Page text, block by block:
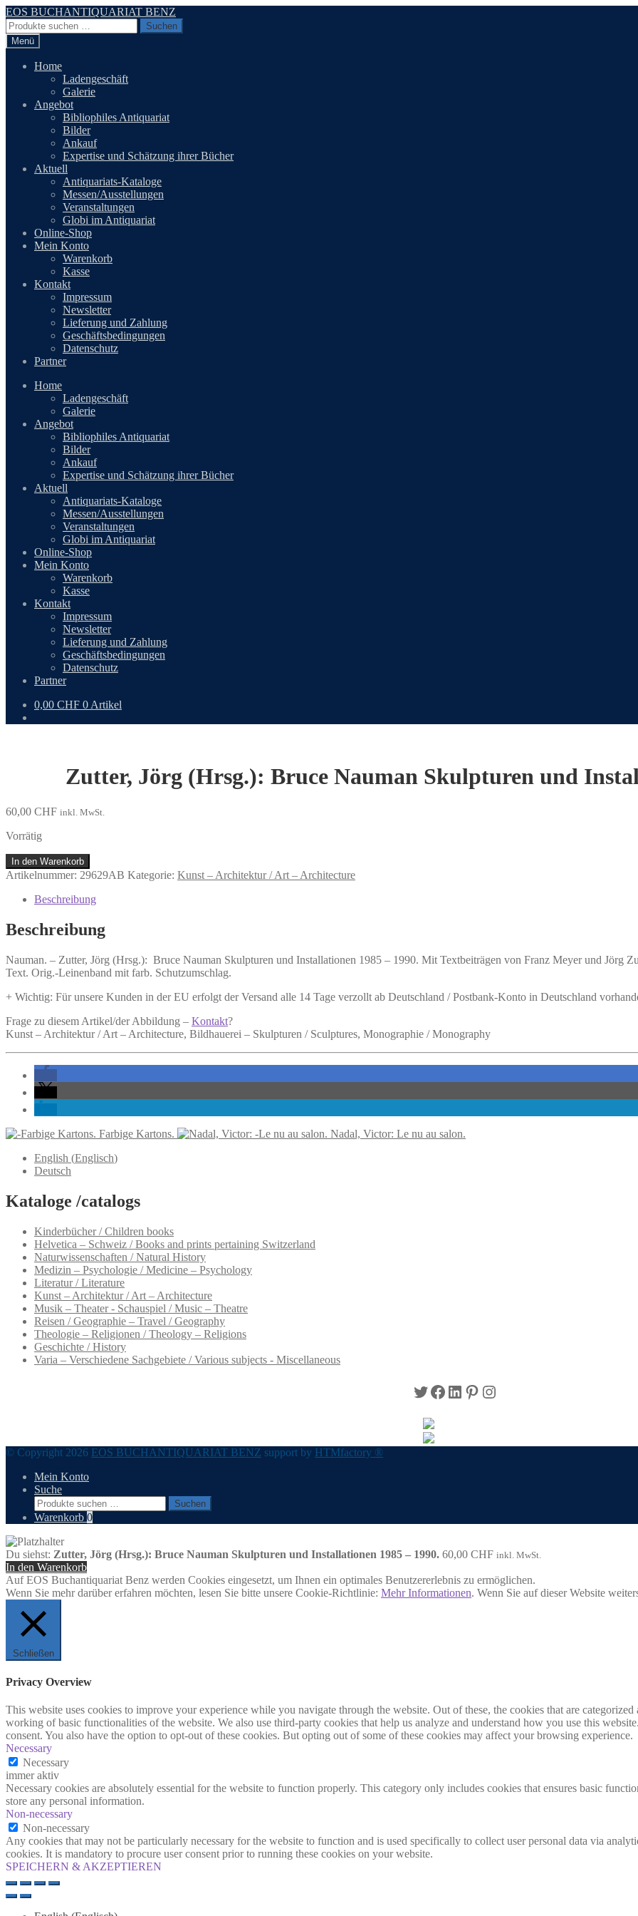
Zur
Navigation
springen
Zum
Inhalt
springen
EOS BUCHANTIQUARIAT BENZ
Suchen
nach:
Suchen
Menü
Home
Ladengeschäft
Galerie
Angebot
Bibliophiles Antiquariat
Bilder
Ankauf
Expertise und Schätzung ihrer Bücher
Aktuell
Antiquariats-Kataloge
Messen/Ausstellungen
Veranstaltungen
Globi im Antiquariat
Online-Shop
Mein Konto
Warenkorb
Kasse
Kontakt
Impressum
Newsletter
Lieferung und Zahlung
Geschäftsbedingungen
Datenschutz
Partner
Home
Ladengeschäft
Galerie
Angebot
Bibliophiles Antiquariat
Bilder
Ankauf
Expertise und Schätzung ihrer Bücher
Aktuell
Antiquariats-Kataloge
Messen/Ausstellungen
Veranstaltungen
Globi im Antiquariat
Online-Shop
Mein Konto
Warenkorb
Kasse
Kontakt
Impressum
Newsletter
Lieferung und Zahlung
Geschäftsbedingungen
Datenschutz
Partner
0,00 CHF 0 Artikel
Zutter, Jörg (Hrsg.): Bruce Nauman Skulpturen und
60,00 CHF inkl. MwSt.
Vorrätig
Zutter,
Jörg
Bruce
Skulpturen
und
1985
-
Menge
In den Warenkorb
Artikelnummer: 29629AB Kategorie: Kunst – Architektur / Art – Architecture
Beschreibung
Beschreibung
Nauman. – Zutter, Jörg (Hrsg.): Bruce Nauman Skulpturen und Installationen 1985 – 1990. Mit Textbeiträgen von Franz Meyer und Jörg
Text. Orig.-Leinenband mit farb. Schutzumschlag.
+ Wichtig: Für unsere Kunden in der EU erfolgt der Versand alle 14 Tage verzollt ab Deutschland / Postbank-Konto in Deutschland
Frage zu diesem Artikel/der Abbildung – Kontakt?
Kunst – Architektur / Art – Architecture, Bildhauerei – Skulpturen / Sculptures, Monographie / Monography
Farbige Kartons.
Nadal, Victor: Le nu au salon.
English (Englisch)
Deutsch
Kataloge /catalogs
Kinderbücher / Children books
Helvetica – Schweiz / Books and prints pertaining Switzerland
Naturwissenschaften / Natural History
Medizin – Psychologie / Medicine – Psychology
Literatur / Literature
Kunst – Architektur / Art – Architecture
Musik – Theater - Schauspiel / Music – Theatre
Reisen / Geographie – Travel / Geography
Theologie – Religionen / Theology – Religions
Geschichte / History
Varia – Verschiedene Sachgebiete / Various subjects - Miscellaneous
Twitter
Facebook
LinkedIn
Pinterest
Instagram
© Copyright 2026 EOS BUCHANTIQUARIAT BENZ support by HTMfactory ®
Mein Konto
Suche
Suchen
nach:
Suchen
Warenkorb 0
Du siehst: Zutter, Jörg (Hrsg.): Bruce Nauman Skulpturen und Installationen 1985 – 1990. 60,00 CHF inkl. MwSt.
In den Warenkorb
Auf EOS Buchantiquariat Benz werden Cookies eingesetzt, um Ihnen ein optimales Benutzererlebnis zu ermöglichen.
Wenn Sie mehr darüber erfahren möchten, lesen Sie bitte unsere Cookie-Richtlinie: Mehr Informationen. Wenn Sie auf dieser Website
Schließen
Privacy Overview
This website uses cookies to improve your experience while you navigate through the website. Out of these, the cookies that are categorized
working of basic functionalities of the website. We also use third-party cookies that help us analyze and understand how you use this
consent. You also have the option to opt-out of these cookies. But opting out of some of these cookies may affect your browsing experience.
Necessary
Necessary
immer aktiv
Necessary cookies are absolutely essential for the website to function properly. This category only includes cookies that ensures basic
store any personal information.
Non-necessary
Non-necessary
Any cookies that may not be particularly necessary for the website to function and is used specifically to collect user personal data via
cookies. It is mandatory to procure user consent prior to running these cookies on your website.
SPEICHERN & AKZEPTIEREN